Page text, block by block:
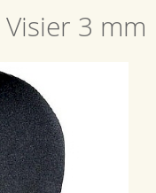
3 mm